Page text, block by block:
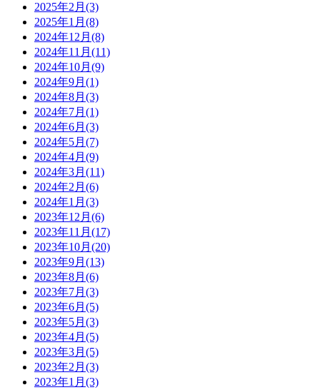
2025年2月(3)
2025年1月(8)
2024年12月(8)
2024年11月(11)
2024年10月(9)
2024年9月(1)
2024年8月(3)
2024年7月(1)
2024年6月(3)
2024年5月(7)
2024年4月(9)
2024年3月(11)
2024年2月(6)
2024年1月(3)
2023年12月(6)
2023年11月(17)
2023年10月(20)
2023年9月(13)
2023年8月(6)
2023年7月(3)
2023年6月(5)
2023年5月(3)
2023年4月(5)
2023年3月(5)
2023年2月(3)
2023年1月(3)